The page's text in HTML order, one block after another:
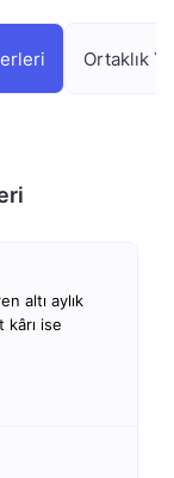
Ortaklık
altı aylık
kârı ise